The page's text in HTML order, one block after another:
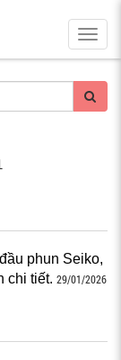
phun Seiko,
chi tiết. 29/01/2026